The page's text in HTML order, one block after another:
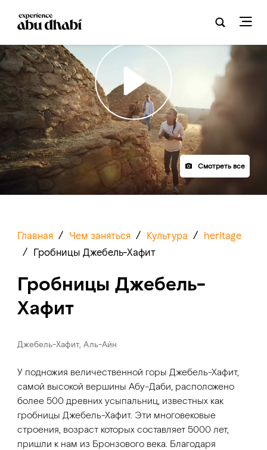
Play
Смотреть все
Главная / Чем заняться / Культура / heritage
/ Гробницы Джебель-Хафит
Гробницы Джебель-
Хафит
Джебель-Хафит, Аль-Айн
У подножия величественной горы Джебель-Хафит,
самой высокой вершины Абу-Даби, расположено
более 500 древних усыпальниц, известных как
гробницы Джебель-Хафит. Эти многовековые
строения, возраст которых составляет 5000 лет,
пришли к нам из Бронзового века. Благодаря